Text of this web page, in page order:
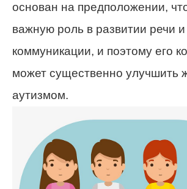
основан на предположении,
важную роль в развитии речи и
коммуникации, и поэтому его
может существенно улучшить
аутизмом.